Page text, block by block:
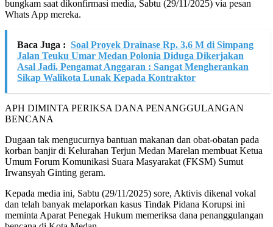
bungkam saat dikonfirmasi media, Sabtu (29/11/2025) via pesan
Whats App mereka.
Baca Juga : Soal Proyek Drainase Rp. 3,6 M di Simpang
Jalan Teuku Umar Medan Polonia Diduga Dikerjakan
Asal Jadi, Pengamat Anggaran : Sangat Mengherankan
Sikap Walikota Lunak Kepada Kontraktor
APH DIMINTA PERIKSA DANA PENANGGULANGAN
BENCANA
Dugaan tak mengucurnya bantuan makanan dan obat-obatan pada
korban banjir di Kelurahan Terjun Medan Marelan membuat Ketua
Umum Forum Komunikasi Suara Masyarakat (FKSM) Sumut
Irwansyah Ginting geram.
Kepada media ini, Sabtu (29/11/2025) sore, Aktivis dikenal vokal
dan telah banyak melaporkan kasus Tindak Pidana Korupsi ini
meminta Aparat Penegak Hukum memeriksa dana penanggulangan